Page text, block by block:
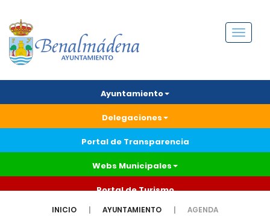
Menú
Ayuntamiento
Delegaciones
Portal de Transparencia
Webs Municipales
Portal de Turismo
INICIO AYUNTAMIENTO AGENDA